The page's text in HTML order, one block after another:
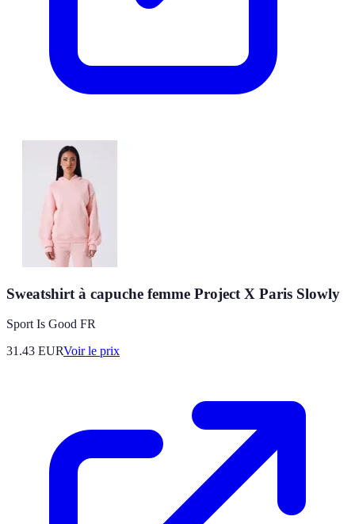
Sweatshirt à capuche femme Project X Paris Slowly
Sport Is Good FR
31.43 EURVoir le prix